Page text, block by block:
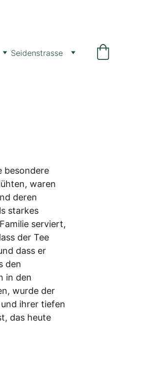
Seidenstrasse
besondere
waren
deren
starkes
serviert,
der Tee
dass er
den
in den
wurde der
ihrer tiefen
das heute